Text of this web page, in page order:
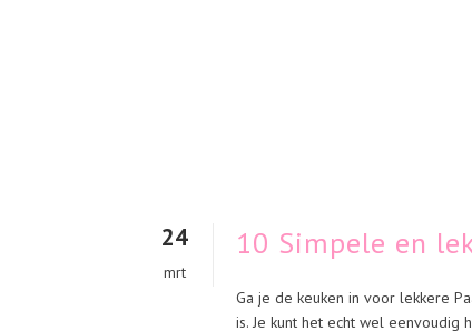
24
mrt
10 Simpele en
Ga je de keuken in voor lekkere
is. Je kunt het echt wel eenvoudig